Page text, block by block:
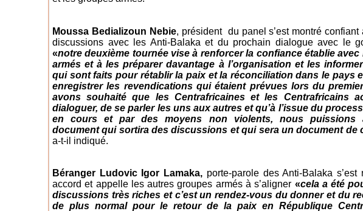
Moussa Bedializoun Nebie, président du panel s’est montré confiant
discussions avec les Anti-Balaka et du prochain dialogue avec le
«notre deuxième tournée vise à renforcer la confiance établie
armés et à les préparer davantage à l’organisation et les
qui sont faits pour rétablir la paix et la réconciliation dans le pays
enregistrer les revendications qui étaient prévues lors du
avons souhaité que les Centrafricaines et les Centrafricains
dialoguer, de se parler les uns aux autres et qu’à l’issue du
en cours et par des moyens non violents, nous puissions
document qui sortira des discussions et qui sera un document de
a-t-il indiqué.
Béranger Ludovic Igor Lamaka, porte-parole des Anti-Balaka s’est
accord et appelle les autres groupes armés à s’aligner «cela a été
discussions très riches et c’est un rendez-vous du donner et du
de plus normal pour le retour de la paix en République